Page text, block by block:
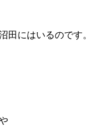
田にはいるのです。